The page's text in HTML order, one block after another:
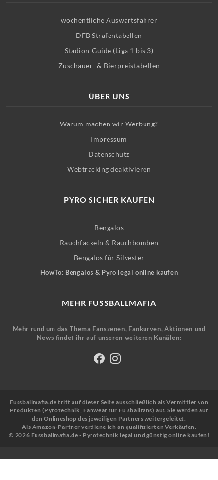
wöchentliche Auswärtsfahrer
DFB Strafentabellen
Stadion-Guide (Liga 1 bis 3)
Zuschauer- & Bierpreistabellen
ÜBER UNS
Warum machen wir Werbung?
Impressum
Datenschutz
Webtracking deaktivieren
PYRO SICHER KAUFEN
Bengalos
Rauchfackeln & Rauchbomben
Bengalos für Silvester
HowTo: Bengalos & Pyro legal online kaufen
MEHR FUSSBALLMAFIA
Mehr rund um das Thema Fanszenen, Fankurven, Aktionen und
News findet ihr auf unseren weiteren Kanälen:
Fussballmafia.de tritt auf dieser Seite ausschließlich als Vermittler von
Produkten (Pyrotechnik, Fanwear für Fußballfans) auf. Sie werden auf
den Onlineshop des jeweiligen Partners weitergeleitet.
Als Amazon-Partner verdiene ich an qualifizierten Verkäufen.
© 2026 Fussballmafia.de - Pyrotechnik legal und günstig online kaufen!